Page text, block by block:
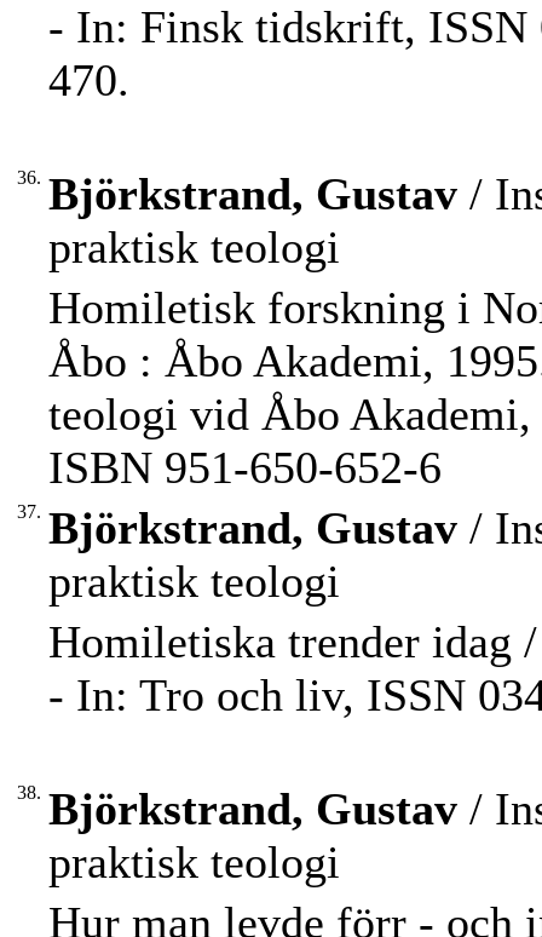
- In: Finsk tidskrift, ISSN
470.
36. Björkstrand, Gustav /
praktisk teologi
Homiletisk forskning i
Åbo : Åbo Akademi,
teologi vid Åbo
ISBN 951-650-652-6
37. Björkstrand, Gustav /
praktisk teologi
Homiletiska trender idag
- In: Tro och liv, ISSN
38. Björkstrand, Gustav /
praktisk teologi
Hur man levde förr - och